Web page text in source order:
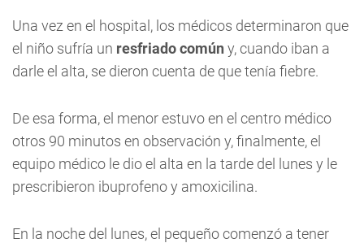
Una vez en el hospital, los médicos determinaron que
el niño sufría un resfriado común y, cuando iban a
darle el alta, se dieron cuenta de que tenía fiebre.
De esa forma, el menor estuvo en el centro médico
otros 90 minutos en observación y, finalmente, el
equipo médico le dio el alta en la tarde del lunes y le
prescribieron ibuprofeno y amoxicilina.
En la noche del lunes, el pequeño comenzó a tener